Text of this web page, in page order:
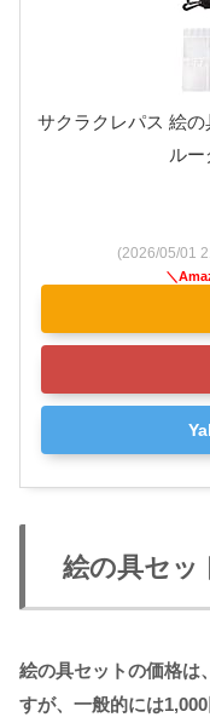
サクラクレパス 絵
ル
(2026/05/01
絵の具セッ
絵の具セットの価格は
すが、一般的には